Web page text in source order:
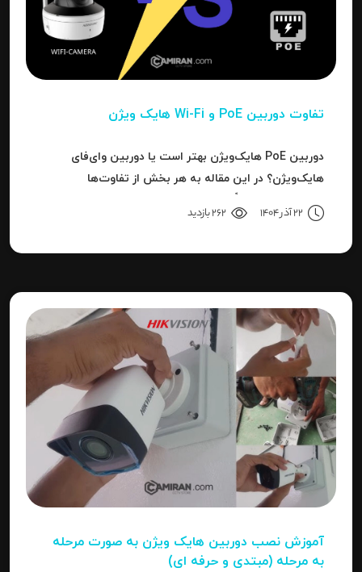
تفاوت دوربین PoE و Wi-Fi هایک‌ ویژن
دوربین PoE هایک‌ویژن بهتر است یا دوربین وای‌فای
هایک‌ویژن؟ در این مقاله به هر بخش از تفاوت‌ها
بهترین انتخاب است.
22 آذر 1404 262 بازدید
آموزش نصب دوربین هایک‌ ویژن به صورت مرحله‌
به‌ مرحله (مبتدی و حرفه ای)